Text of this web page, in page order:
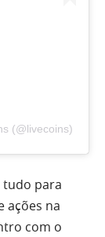
(@livecoins)
tudo para
ações na
com o